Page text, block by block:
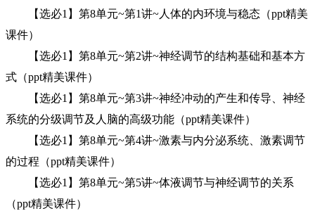
【选必1】第8单元~第1讲~人体的内环境与稳态（ppt精美
课件）
【选必1】第8单元~第2讲~神经调节的结构基础和基本方
式（ppt精美课件）
【选必1】第8单元~第3讲~神经冲动的产生和传导、神经
系统的分级调节及人脑的高级功能（ppt精美课件）
【选必1】第8单元~第4讲~激素与内分泌系统、激素调节
的过程（ppt精美课件）
【选必1】第8单元~第5讲~体液调节与神经调节的关系
（ppt精美课件）